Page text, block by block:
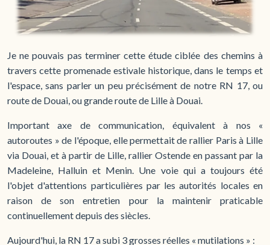
Je ne pouvais pas terminer cette étude ciblée des chemins à
travers cette promenade estivale historique, dans le temps et
l'espace, sans parler un peu précisément de notre RN 17, ou
route de Douai, ou grande route de Lille à Douai.
Important axe de communication, équivalent à nos «
autoroutes » de l'époque, elle permettait de rallier Paris à Lille
via Douai, et à partir de Lille, rallier Ostende en passant par la
Madeleine, Halluin et Menin. Une voie qui a toujours été
l'objet d'attentions particulières par les autorités locales en
raison de son entretien pour la maintenir praticable
continuellement depuis des siècles.
Aujourd'hui, la RN 17 a subi 3 grosses réelles « mutilations » :